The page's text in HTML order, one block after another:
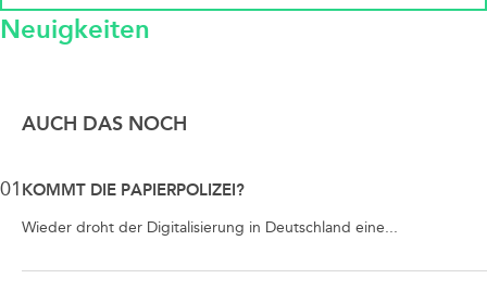
Neuigkeiten
AUCH DAS NOCH
01 KOMMT DIE PAPIERPOLIZEI?
Wieder droht der Digitalisierung in Deutschland eine...